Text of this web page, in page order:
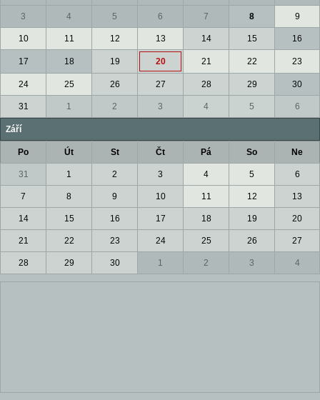
3 4 5 6 7 8 9
10 11 12 13 14 15 16
17 18 19 20 21 22 23
24 25 26 27 28 29 30
31 1 2 3 4 5 6
Září
Po Út St Čt Pá So Ne
31 1 2 3 4 5 6
7 8 9 10 11 12 13
14 15 16 17 18 19 20
21 22 23 24 25 26 27
28 29 30 1 2 3 4